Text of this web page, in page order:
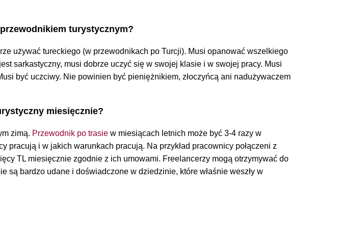
turystycznym?
używać tureckiego (w przewodnikach po Turcji). Musi opanować wszelkiego
sarkastyczny, musi dobrze uczyć się w swojej klasie i w swojej pracy. Musi
być uczciwy. Nie powinien być pieniężnikiem, złoczyńcą ani nadużywaczem
miesięcznie?
zimą. Przewodnik po trasie w miesiącach letnich może być 3-4 razy w
i w jakich warunkach pracują. Na przykład pracownicy połączeni z
TL miesięcznie zgodnie z ich umowami. Freelancerzy mogą otrzymywać do
są bardzo udane i doświadczone w dziedzinie, które właśnie weszły w